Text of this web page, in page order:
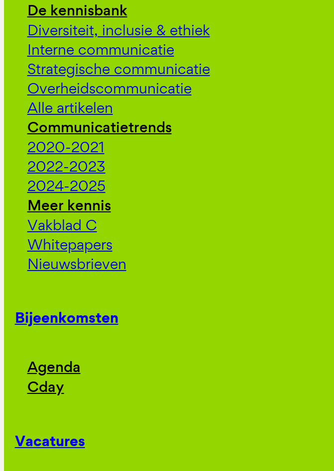
De kennisbank
Diversiteit, inclusie & ethiek
Interne communicatie
Strategische communicatie
Overheidscommunicatie
Alle artikelen
Communicatietrends
2020-2021
2022-2023
2024-2025
Meer kennis
Vakblad C
Whitepapers
Nieuwsbrieven
Bijeenkomsten
Agenda
Cday
Vacatures